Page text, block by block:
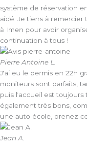
e
b
o
o
k
-
système de réservation
aidé. Je tiens à
à Imen pour avoir
continuation à tous !
Pierre Antoine L.
J'ai eu le permis en 22h
moniteurs sont parfaits,
puis l'accueil est toujours
également très bons,
une auto école, prenez
Jean A.